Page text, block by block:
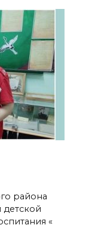
района
детской
«